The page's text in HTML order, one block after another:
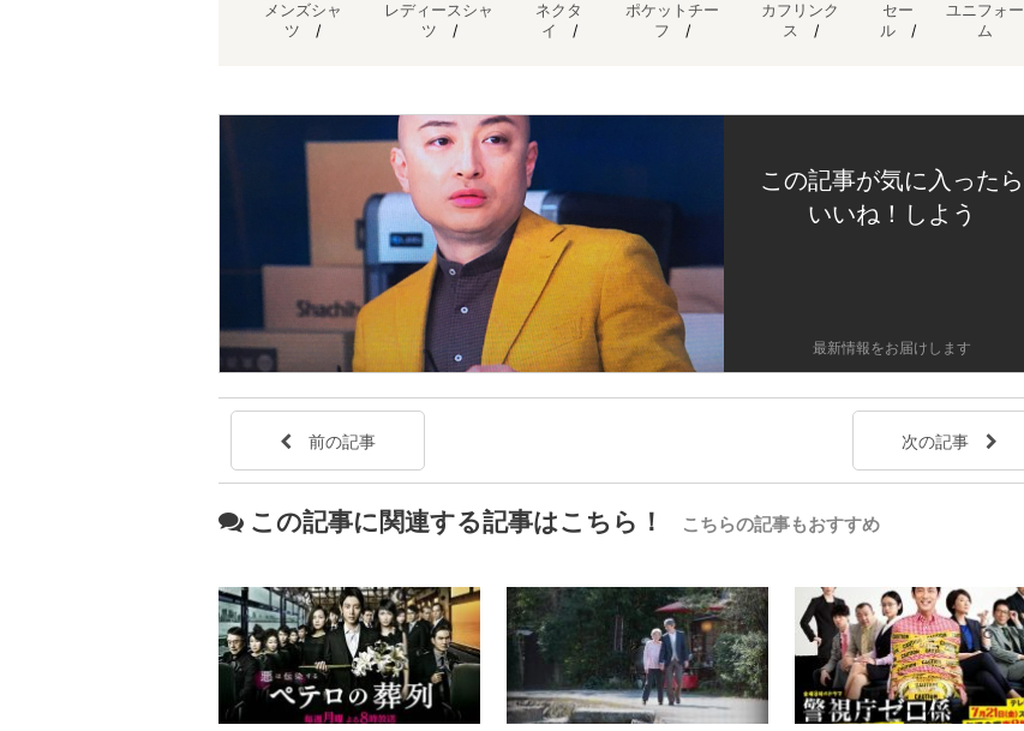
メンズシャ
ツ /
レディースシャ
ツ /
ネクタ
イ
/
ポケットチー
フ /
カフリンク
ス /
セー
ル/
ユニフォー
ム
この記事が気に入ったら
いいね！しよう
最新情報をお届けします
前の記事 次の記事
この記事に関連する記事はこちら！ こちらの記事もおすすめ